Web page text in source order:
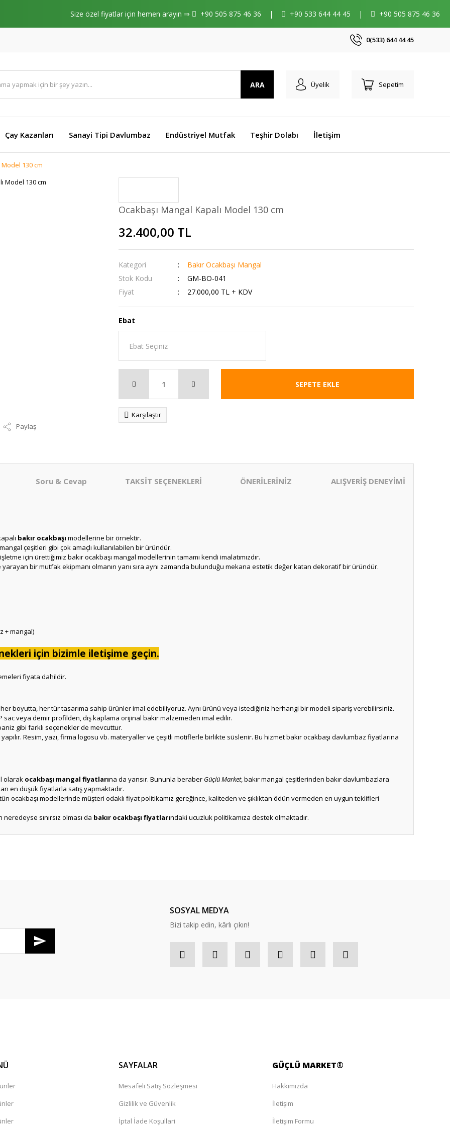
Size özel fiyatlar için hemen arayın ⇒ +90 505 875 46 36 | +90 533 644 44 45 | +90 505 875 46 36
0(533) 644 44 45
ARA Üyelik Sepetim
Çay Kazanları Sanayi Tipi Davlumbaz Endüstriyel Mutfak Teşhir Dolabı İletişim
130 cm
Paylaş
Ocakbaşı Mangal Kapalı Model 130 cm
32.400,00 TL
Kategori
Bakır Ocakbaşı Mangal
Stok Kodu
GM-BO-041
Fiyat
27.000,00 TL + KDV
Ebat
SEPETE EKLE
Karşılaştır
Soru & Cevap TAKSİT SEÇENEKLERİ ÖNERİLERİNİZ ALIŞVERİŞ DENEYİMİ
bakır ocakbaşı modellerine bir örnektir.
çeşitleri gibi çok amaçlı kullanılabilen bir üründür.
için ürettiğimiz bakır ocakbaşı mangal modellerinin tamamı kendi imalatımızdır.
yarayan bir mutfak ekipmanı olmanın yanı sıra aynı zamanda bulunduğu mekana estetik değer katan dekoratif bir üründür.
+ mangal)
için bizimle iletişime geçin.
fiyata dahildir.
boyutta, her tür tasarıma sahip ürünler imal edebiliyoruz. Aynı ürünü veya istediğiniz herhangi bir modeli sipariş verebilirsiniz.
sac veya demir profilden, dış kaplama orijinal bakır malzemeden imal edilir.
gibi farklı seçenekler de mevcuttur.
Resim, yazı, firma logosu vb. materyaller ve çeşitli motiflerle birlikte süslenir. Bu hizmet bakır ocakbaşı davlumbaz fiyatlarına
olarak ocakbaşı mangal fiyatlarına da yansır. Bununla beraber Güçlü Market, bakır mangal çeşitlerinden bakır davlumbazlara
en düşük fiyatlarla satış yapmaktadır.
ocakbaşı modellerinde müşteri odaklı fiyat politikamız gereğince, kaliteden ve şıklıktan ödün vermeden en uygun teklifleri
sınırsız olması da bakır ocakbaşı fiyatlarındaki ucuzluk politikamıza destek olmaktadır.
SOSYAL MEDYA
Bizi takip edin, kârlı çıkın!
SAYFALAR
Mesafeli Satış Sözleşmesi
Gizlilik ve Güvenlik
İptal İade Koşullari
GÜÇLÜ MARKET®
Hakkımızda
İletişim
İletişim Formu